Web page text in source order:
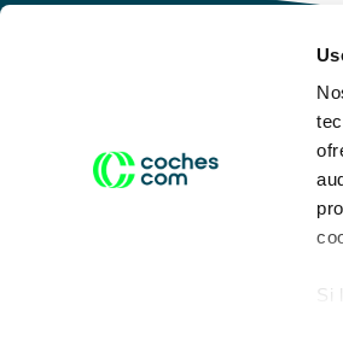
Si
Conduce tu futuro,
desata tu movilidad